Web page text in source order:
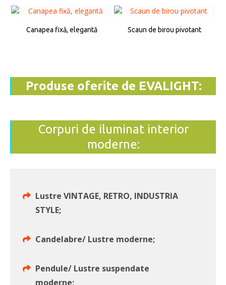
Canapea fixă, elegantă Scaun de birou pivotant
Produse oferite de EVALIGHT:
Corpuri de iluminat interior
moderne:
Lustre VINTAGE, RETRO, INDUSTRIA
STYLE;
Candelabre/ Lustre moderne;
Pendule/ Lustre suspendate
moderne;